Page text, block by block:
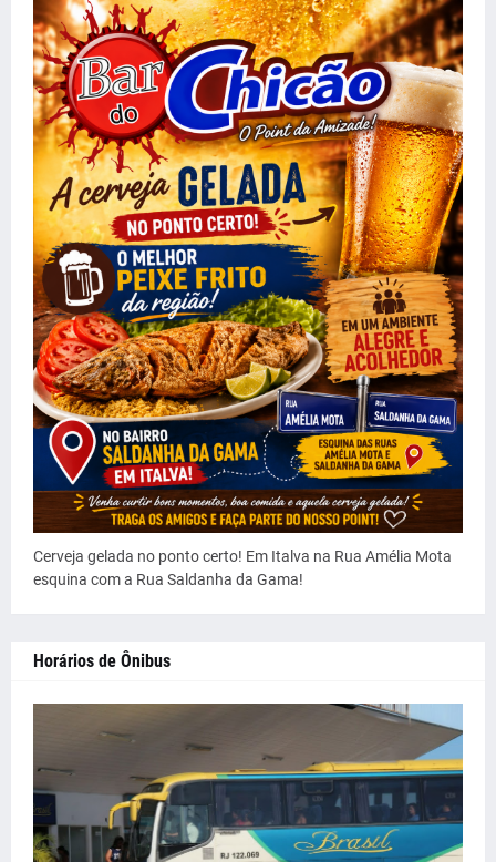
Cerveja gelada no ponto certo! Em Italva na Rua Amélia Mota
esquina com a Rua Saldanha da Gama!
Horários de Ônibus